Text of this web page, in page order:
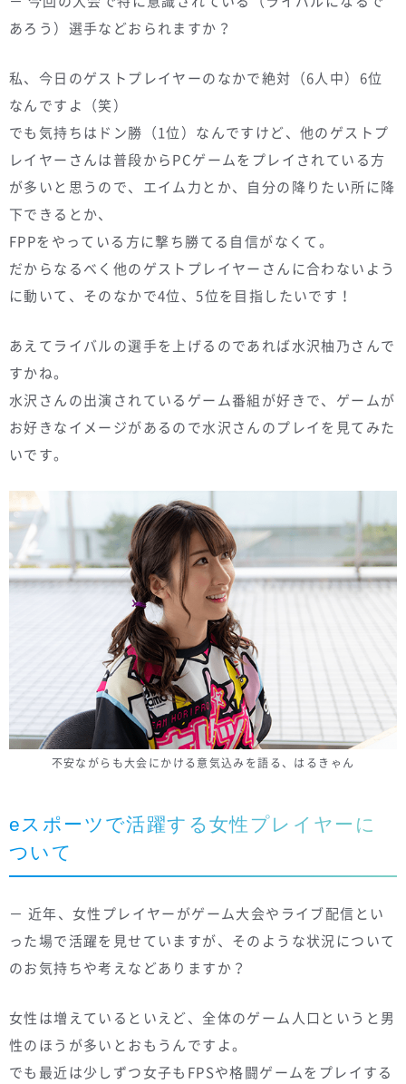
あろう）選手などおられますか？
私、今日のゲストプレイヤーのなかで絶対（6人中）6位
なんですよ（笑）
でも気持ちはドン勝（1位）なんですけど、他のゲストプ
レイヤーさんは普段からPCゲームをプレイされている方
が多いと思うので、エイム力とか、自分の降りたい所に降
下できるとか、
FPPをやっている方に撃ち勝てる自信がなくて。
だからなるべく他のゲストプレイヤーさんに合わないよう
に動いて、そのなかで4位、5位を目指したいです！
あえてライバルの選手を上げるのであれば水沢柚乃さんで
すかね。
水沢さんの出演されているゲーム番組が好きで、ゲームが
お好きなイメージがあるので水沢さんのプレイを見てみた
いです。
不安ながらも大会にかける意気込みを語る、はるきゃん
eスポーツで活躍する女性プレイヤーに
ついて
－ 近年、女性プレイヤーがゲーム大会やライブ配信とい
った場で活躍を見せていますが、そのような状況について
のお気持ちや考えなどありますか？
女性は増えているといえど、全体のゲーム人口というと男
性のほうが多いとおもうんですよ。
でも最近は少しずつ女子もFPSや格闘ゲームをプレイする